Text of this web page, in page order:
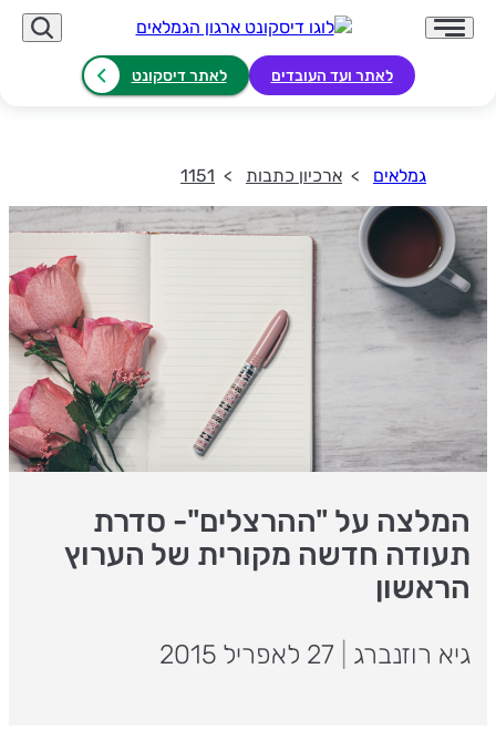
לאתר ועד העובדים לאתר דיסקונט
גמלאים ארכיון כתבות 1151
המלצה על "ההרצלים"- סדרת
תעודה חדשה מקורית של הערוץ
הראשון
גיא רוזנברג